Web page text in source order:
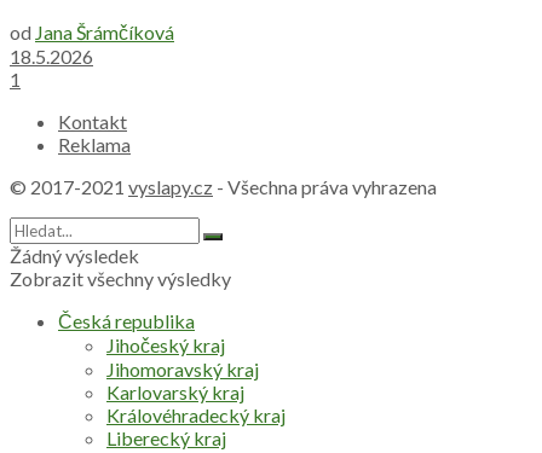
od Jana Šrámčíková
18.5.2026
1
Kontakt
Reklama
© 2017-2021 vyslapy.cz - Všechna práva vyhrazena
Žádný výsledek
Zobrazit všechny výsledky
Česká republika
Jihočeský kraj
Jihomoravský kraj
Karlovarský kraj
Královéhradecký kraj
Liberecký kraj